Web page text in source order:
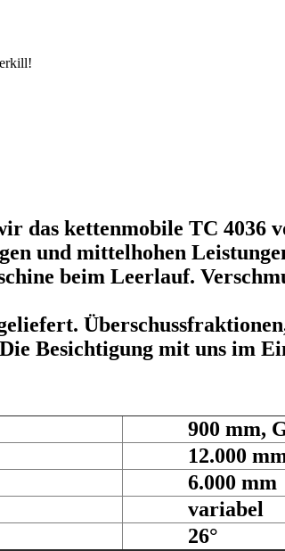
das kettenmobile TC
und mittelhohen
beim Leerlauf.
Besichtigung mit uns im
900 mm,
12.000
6.000 mm
variabel
26°